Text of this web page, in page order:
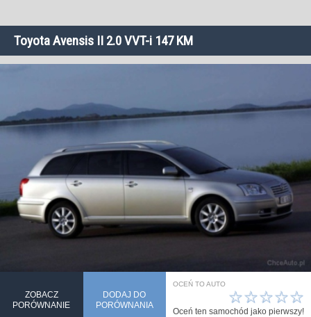
Toyota Avensis II 2.0 VVT-i 147 KM
ZOBACZ
PORÓWNANIE
DODAJ DO
PORÓWNANIA
OCEŃ TO AUTO
☆
☆
☆
☆
☆
Oceń ten samochód jako pierwszy!